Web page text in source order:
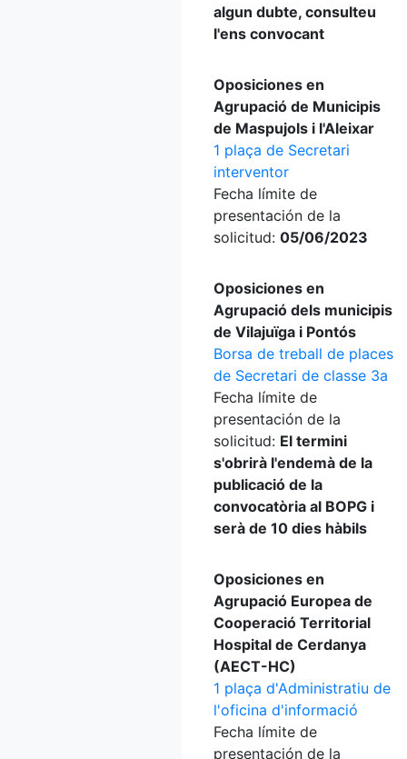
algun dubte, consulteu
l'ens convocant
Oposiciones en
Agrupació de Municipis
de Maspujols i l'Aleixar
1 plaça de Secretari
interventor
Fecha límite de
presentación de la
solicitud: 05/06/2023
Oposiciones en
Agrupació dels municipis
de Vilajuïga i Pontós
Borsa de treball de places
de Secretari de classe 3a
Fecha límite de
presentación de la
solicitud: El termini
s'obrirà l'endemà de la
publicació de la
convocatòria al BOPG i
serà de 10 dies hàbils
Oposiciones en
Agrupació Europea de
Cooperació Territorial
Hospital de Cerdanya
(AECT-HC)
1 plaça d'Administratiu de
l'oficina d'informació
Fecha límite de
presentación de la